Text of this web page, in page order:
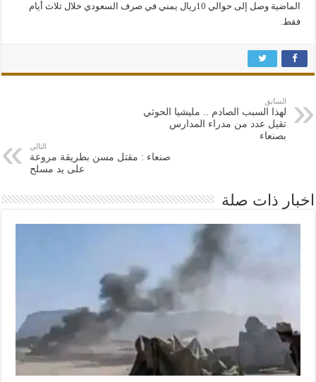
الماضية وصل إلى حوالي 10ريال يمني في صرف السعودي خلال ثلاث أيام
فقط.
السابق
لهذا السبب الصادم .. مليشيا الحوثي
تقيل عدد من مدراء المدارس
بصنعاء
التالي
صنعاء : مقتل مسن بطريقة مروعة
على يد مسلح
اخبار ذات صلة